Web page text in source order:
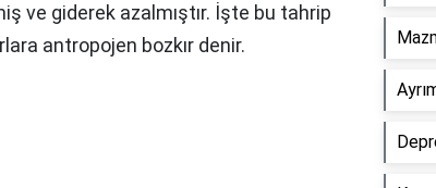
ve giderek azalmıştır. İşte bu tahrip
antropojen bozkır denir.